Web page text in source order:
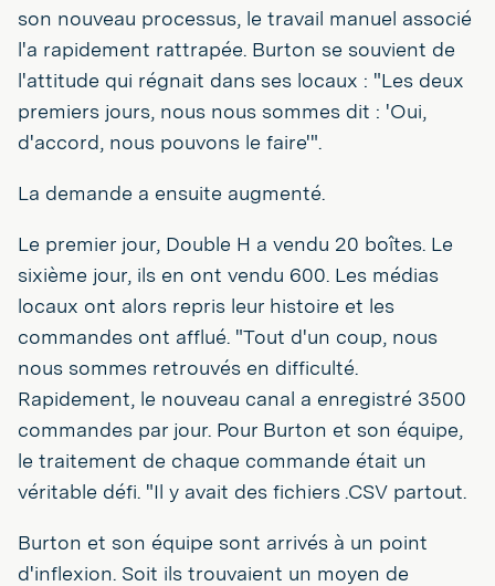
son nouveau processus, le travail manuel associé
l'a rapidement rattrapée. Burton se souvient de
l'attitude qui régnait dans ses locaux : "Les deux
premiers jours, nous nous sommes dit : 'Oui,
d'accord, nous pouvons le faire'".
La demande a ensuite augmenté.
Le premier jour, Double H a vendu 20 boîtes. Le
sixième jour, ils en ont vendu 600. Les médias
locaux ont alors repris leur histoire et les
commandes ont afflué. "Tout d'un coup, nous
nous sommes retrouvés en difficulté.
Rapidement, le nouveau canal a enregistré 3500
commandes par jour. Pour Burton et son équipe,
le traitement de chaque commande était un
véritable défi. "Il y avait des fichiers .CSV partout.
Burton et son équipe sont arrivés à un point
d'inflexion. Soit ils trouvaient un moyen de